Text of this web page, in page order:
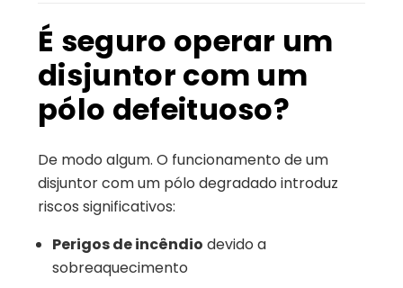
É seguro operar um
disjuntor com um
pólo defeituoso?
De modo algum. O funcionamento de um
disjuntor com um pólo degradado introduz
riscos significativos:
Perigos de incêndio devido a
sobreaquecimento